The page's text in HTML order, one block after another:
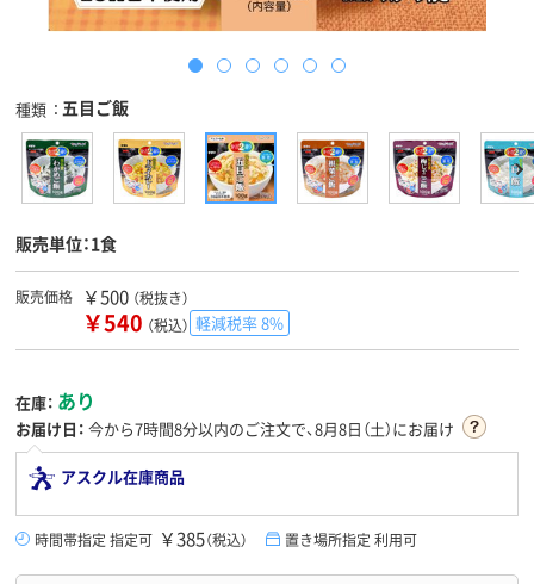
種類 五目ご飯
販売単位：1食
販売価格 ￥500 （税抜き）
￥540 （税込） 軽減税率 8%
在庫： あり
お届け日： 今から7時間8分以内のご注文で、8月8日（土）にお届け
アスクル在庫商品
時間帯指定 指定可 ￥385（税込） 置き場所指定 利用可